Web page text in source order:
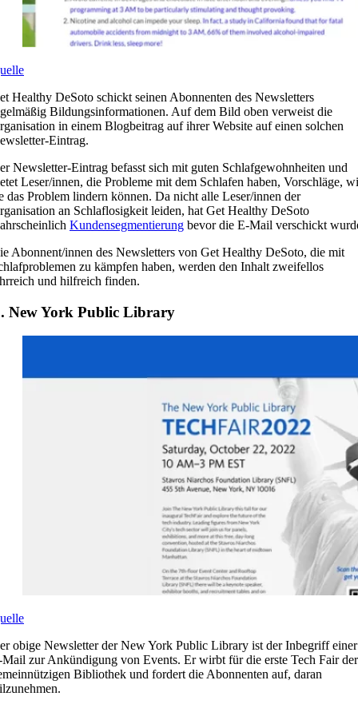
Healthy DeSoto schickt seinen Abonnenten des Newsletters
Bildungsinformationen. Auf dem Bild oben verweist die
in einem Blogbeitrag auf ihrer Website auf einen solchen
Eintrag.
Newsletter-Eintrag befasst sich mit guten Schlafgewohnheiten und
Leser/innen, die Probleme mit dem Schlafen haben, Vorschläge,
das Problem lindern können. Da nicht alle Leser/innen der
an Schlaflosigkeit leiden, hat Get Healthy DeSoto
Kundensegmentierung bevor die E-Mail verschickt
Abonnent/innen des Newsletters von Get Healthy DeSoto, die mit
zu kämpfen haben, werden den Inhalt zweifellos
und hilfreich finden.
New York Public Library
obige Newsletter der New York Public Library ist der Inbegriff einer
zur Ankündigung von Events. Er wirbt für die erste Tech Fair der
Bibliothek und fordert die Abonnenten auf, daran